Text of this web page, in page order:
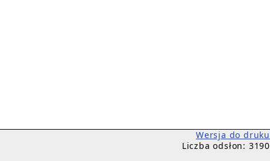
Wersja do druku
Liczba odsłon: 3190